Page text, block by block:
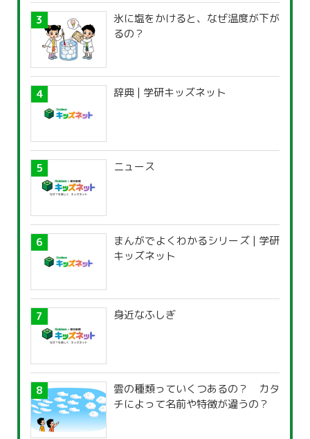
氷に塩をかけると、なぜ温度が下が
るの？
辞典 | 学研キッズネット
ニュース
まんがでよくわかるシリーズ | 学研
キッズネット
身近なふしぎ
雲の種類っていくつあるの？ カタ
チによって名前や特徴が違うの？